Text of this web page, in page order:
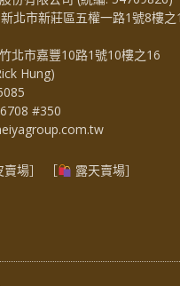
北市新莊區五權一路1號8樓之
北市嘉豐10路1號10樓之16
Hung)
#350
賣場］ ［ 露天賣場］